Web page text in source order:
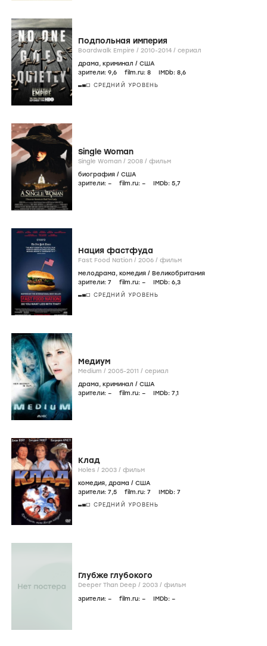
Подпольная империя
Boardwalk Empire / 2010-2014 / сериал
драма, криминал / США
зрители: 9,6 film.ru: 8 IMDb: 8,6
СРЕДНИЙ УРОВЕНЬ
Single Woman
Single Woman / 2008 / фильм
биография / США
зрители: – film.ru: – IMDb: 5,7
Нация фастфуда
Fast Food Nation / 2006 / фильм
мелодрама, комедия / Великобритания
зрители: 7 film.ru: – IMDb: 6,3
СРЕДНИЙ УРОВЕНЬ
Медиум
Medium / 2005-2011 / сериал
драма, криминал / США
зрители: – film.ru: – IMDb: 7,1
Клад
Holes / 2003 / фильм
комедия, драма / США
зрители: 7,5 film.ru: 7 IMDb: 7
СРЕДНИЙ УРОВЕНЬ
Глубже глубокого
Deeper Than Deep / 2003 / фильм
зрители: – film.ru: – IMDb: –